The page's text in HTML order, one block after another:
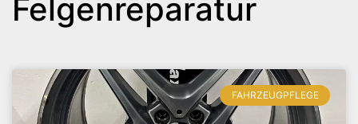
Felgenreparatur
FAHRZEUGPFLEGE